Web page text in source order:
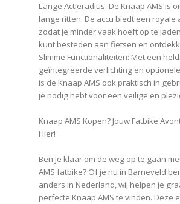
Lange Actieradius: De Knaap AMS is
lange ritten. De accu biedt een royale
zodat je minder vaak hoeft op te
kunt besteden aan fietsen en
Slimme Functionaliteiten: Met een
geïntegreerde verlichting en
is de Knaap AMS ook praktisch in
je nodig hebt voor een veilige en
Knaap AMS Kopen? Jouw Fatbike
Hier!
Ben je klaar om de weg op te gaan
AMS fatbike? Of je nu in Barneveld
anders in Nederland, wij helpen je
perfecte Knaap AMS te vinden. Deze